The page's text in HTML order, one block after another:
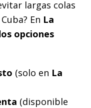
largas colas
En La
opciones
(solo en La
(disponible